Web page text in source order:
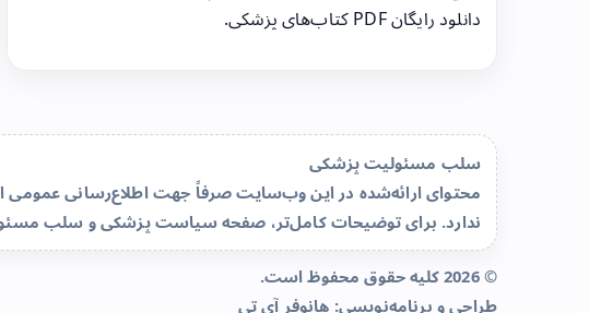
دانلود رایگان PDF کتاب‌های پزشکی.
سلب مسئولیت پزشکی
محتوای ارائه‌شده در این وب‌سایت صرفاً جهت اطلاع‌رسانی
ندارد. برای توضیحات کامل‌تر، صفحهسیاست پزشکی و سلب
© 2026 کلیه حقوق محفوظ است.
طراحی و برنامه‌نویسی: هانوفر آی تی